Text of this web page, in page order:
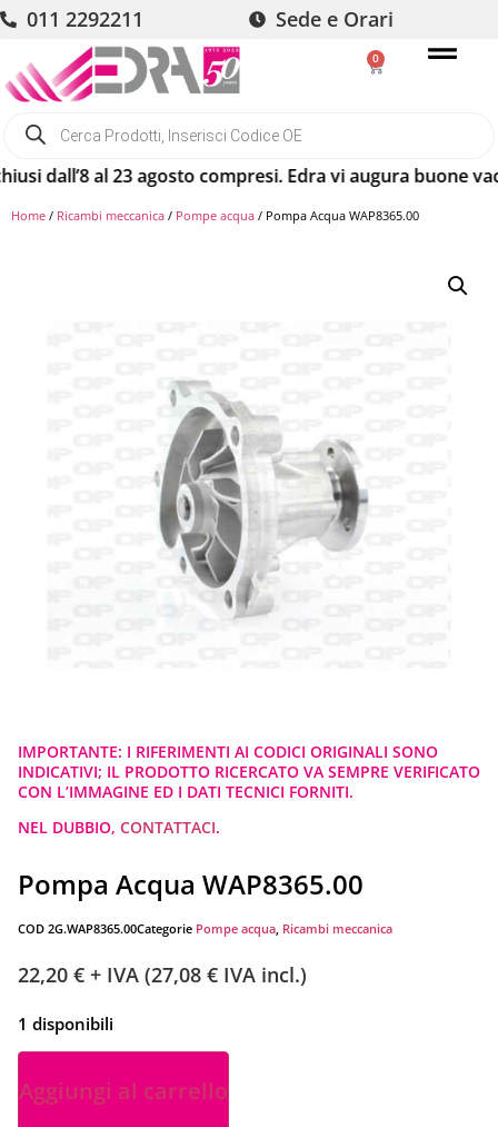
011 2292211 Sede e Orari
0
al 23 agosto compresi. Edra vi augura buone
Home / Ricambi meccanica / Pompe acqua / Pompa Acqua WAP8365.00
IMPORTANTE: I RIFERIMENTI AI CODICI ORIGINALI SONO
INDICATIVI; IL PRODOTTO RICERCATO VA SEMPRE VERIFICATO
CON L’IMMAGINE ED I DATI TECNICI FORNITI.
NEL DUBBIO, CONTATTACI.
Pompa Acqua WAP8365.00
COD 2G.WAP8365.00Categorie Pompe acqua, Ricambi meccanica
22,20 € + IVA (27,08 € IVA incl.)
1 disponibili
Aggiungi al carrello